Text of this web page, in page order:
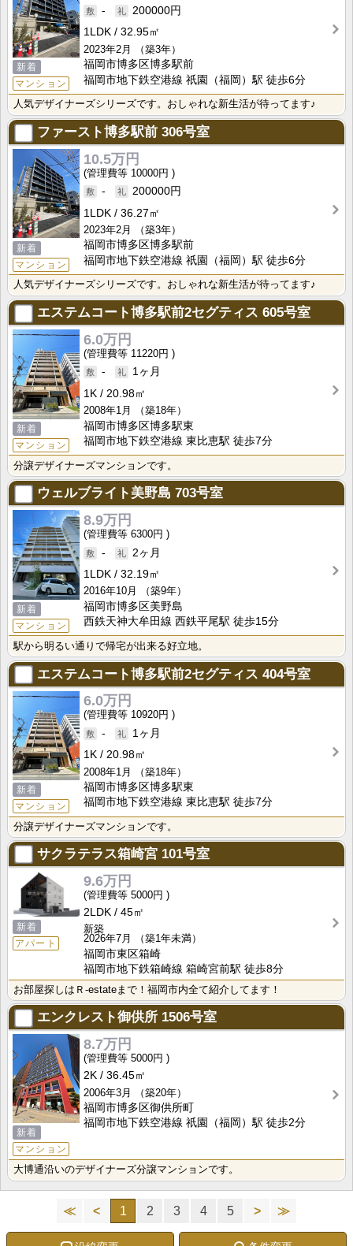
新着
マンション
-
200000円
1LDK
32.95㎡
2023年2月
（築3年）
福岡市博多区博多駅前
福岡市地下鉄空港線 祇園（福岡）駅 徒歩6分
人気デザイナーズシリーズです。おしゃれな新生活が待ってます♪
ファースト博多駅前 306号室
新着
マンション
10.5万円
10000円
-
200000円
1LDK
36.27㎡
2023年2月
（築3年）
福岡市博多区博多駅前
福岡市地下鉄空港線 祇園（福岡）駅 徒歩6分
人気デザイナーズシリーズです。おしゃれな新生活が待ってます♪
エステムコート博多駅前2セグティス 605号室
新着
マンション
6.0万円
11220円
-
1ヶ月
1K
20.98㎡
2008年1月
（築18年）
福岡市博多区博多駅東
福岡市地下鉄空港線 東比恵駅 徒歩7分
分譲デザイナーズマンションです。
ウェルブライト美野島 703号室
新着
マンション
8.9万円
6300円
-
2ヶ月
1LDK
32.19㎡
2016年10月
（築9年）
福岡市博多区美野島
西鉄天神大牟田線 西鉄平尾駅 徒歩15分
駅から明るい通りで帰宅が出来る好立地。
エステムコート博多駅前2セグティス 404号室
新着
マンション
6.0万円
10920円
-
1ヶ月
1K
20.98㎡
2008年1月
（築18年）
福岡市博多区博多駅東
福岡市地下鉄空港線 東比恵駅 徒歩7分
分譲デザイナーズマンションです。
サクラテラス箱崎宮 101号室
新着
アパート
9.6万円
5000円
2LDK
45㎡
新築
2026年7月
（築1年未満）
福岡市東区箱崎
福岡市地下鉄箱崎線 箱崎宮前駅 徒歩8分
お部屋探しはＲ-estateまで！福岡市内全て紹介してます！
エンクレスト御供所 1506号室
新着
マンション
8.7万円
5000円
2K
36.45㎡
2006年3月
（築20年）
福岡市博多区御供所町
福岡市地下鉄空港線 祇園（福岡）駅 徒歩2分
大博通沿いのデザイナーズ分譲マンションです。
≪ < 1 2 3 4 5 > ≫